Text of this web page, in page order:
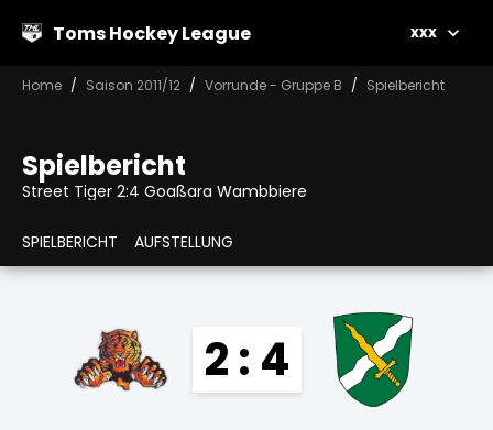
Toms Hockey League xxx
Home Saison 2011/12 Vorrunde - Gruppe B Spielbericht
Spielbericht
Street Tiger 2:4 Goaßara Wambbiere
SPIELBERICHT AUFSTELLUNG
2 : 4